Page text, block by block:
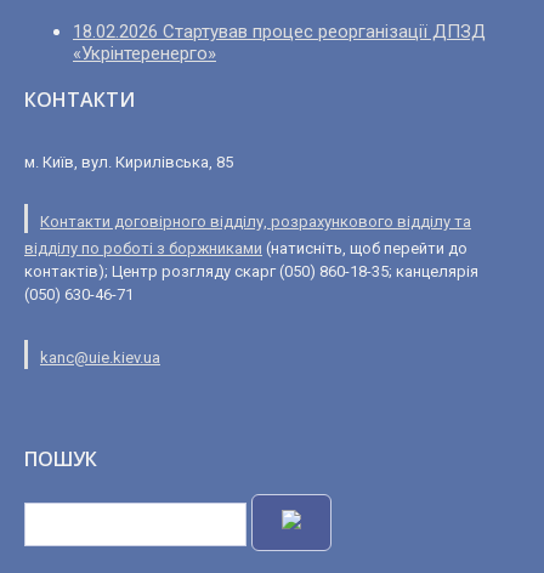
18.02.2026 Стартував процес реорганізації ДПЗД
«Укрінтеренерго»
КОНТАКТИ
м. Київ, вул. Кирилівська, 85
Контакти договірного відділу, розрахункового відділу та
відділу по роботі з боржниками (натисніть, щоб перейти до
контактів); Центр розгляду скарг (050) 860-18-35; канцелярія
(050) 630-46-71
kanc@uie.kiev.ua
ПОШУК